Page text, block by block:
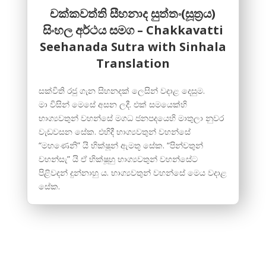
චක්කවත්ති සීහනාද සුත්තං(සූත්‍රය)
සිංහල අර්ථය සම​ග – Chakkavatti
Seehanada Sutra with Sinhala
Translation
සක්විති රජු ගැන සිහනදක් ලෙසින් වදාළ දෙසු​ම.
මා විසින් මෙසේ අසන ලදී. එක් සමයෙක්හි
භාග්‍යවතුන් වහන්සේ මගධ ජනපදයෙහි මාතුලා නුවර
වැඩවසන සේක. එහිදී භාග්‍යවතුන් වහන්සේ
“මහණෙනි” යි භික්ෂූන් ඇමතූ සේක. “පින්වතුන්
වහන්සැ” යි ඒ භික්ෂූහු භාග්‍යවතුන් වහන්සේට
පිළිවදන් දුන්නාහු ය. භාග්‍යවතුන් වහන්සේ මෙය වදාළ
සේක.